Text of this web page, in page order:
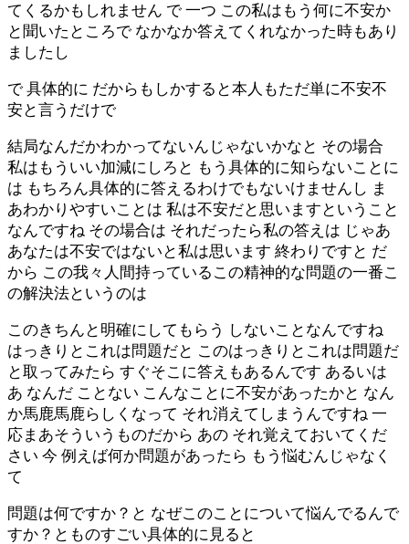
てくるかもしれません で 一つ この私はもう何に不安か
と聞いたところで なかなか答えてくれなかった時もあり
ましたし
で 具体的に だからもしかすると本人もただ単に不安不
安と言うだけで
結局なんだかわかってないんじゃないかなと その場合
私はもういい加減にしろと もう具体的に知らないことに
は もちろん具体的に答えるわけでもないけませんし ま
あわかりやすいことは 私は不安だと思いますということ
なんですね その場合は それだったら私の答えは じゃあ
あなたは不安ではないと私は思います 終わりですと だ
から この我々人間持っているこの精神的な問題の一番こ
の解決法というのは
このきちんと明確にしてもらう しないことなんですね
はっきりとこれは問題だと このはっきりとこれは問題だ
と取ってみたら すぐそこに答えもあるんです あるいは
あ なんだ ことない こんなことに不安があったかと なん
か馬鹿馬鹿らしくなって それ消えてしまうんですね 一
応まあそういうものだから あの それ覚えておいてくだ
さい 今 例えば何か問題があったら もう悩むんじゃなく
て
問題は何ですか？と なぜこのことについて悩んでるんで
すか？とものすごい具体的に見ると